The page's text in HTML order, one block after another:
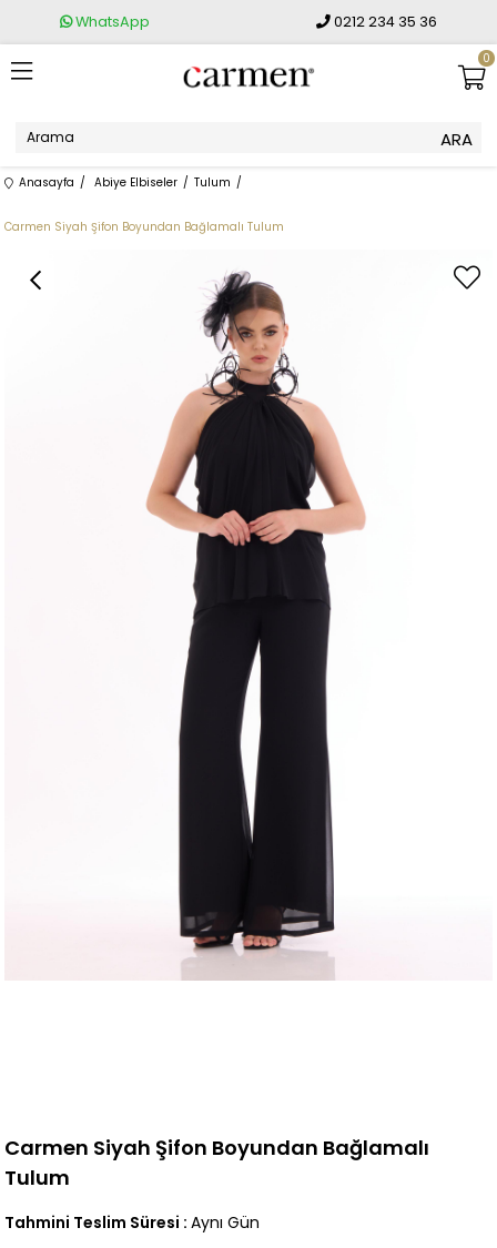
WhatsApp 0212 234 35 36
0
Anasayfa Abiye Elbiseler Tulum
Carmen Siyah Şifon Boyundan Bağlamalı Tulum
Carmen Siyah Şifon Boyundan Bağlamalı
Tulum
Tahmini Teslim Süresi : Aynı Gün